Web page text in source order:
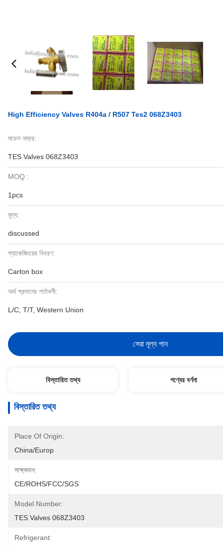
High Efficiency Valves R404a / R507 Tes2 068Z3403
মডেল নম্বর:
TES Valves 068Z3403
MOQ.:
1pcs
মূল্য:
discussed
প্যাকেজিংয়ের বিবরণ:
Carton box
অর্থ প্রদানের শর্তাবলী:
L/C, T/T, Western Union
সেরা মূল্য পান
বিস্তারিত তথ্য পণ্যের বর্ণনা
বিস্তারিত তথ্য
Place Of Origin:
China/Europ
সাক্ষ্যদান:
CE/ROHS/FCC/SGS
Model Number:
TES Valves 068Z3403
Refrigerant: